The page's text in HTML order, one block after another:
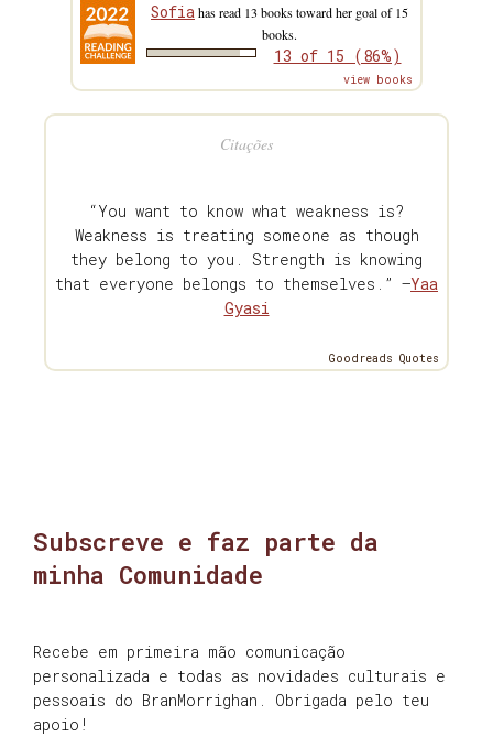
Sofiahas read 13 books toward her goal of 15
books.
13 of 15 (86%)
view books
Citações
“You want to know what weakness is?
Weakness is treating someone as though
they belong to you. Strength is knowing
that everyone belongs to themselves.” —Yaa
Gyasi
Goodreads Quotes
Subscreve e faz parte da
minha Comunidade
Recebe em primeira mão comunicação
personalizada e todas as novidades culturais e
pessoais do BranMorrighan. Obrigada pelo teu
apoio!